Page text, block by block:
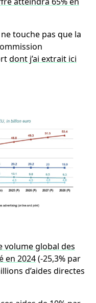
touche pas que la
dont j’ai extrait ici
volume global des
en 2024(-25,3% par
d’aides directes